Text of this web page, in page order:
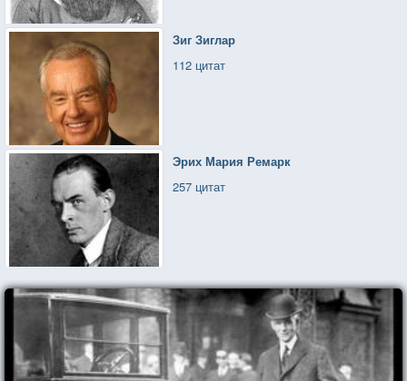
Зиг Зиглар
112 цитат
Эрих Мария Ремарк
257 цитат